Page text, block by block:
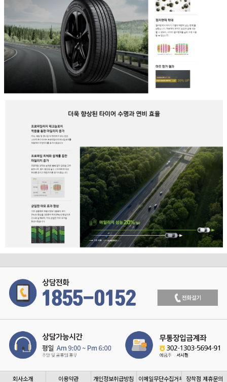
회사소개 이용약관 개인정보취급방침 이메일무단수집거부 장착점 제휴문의